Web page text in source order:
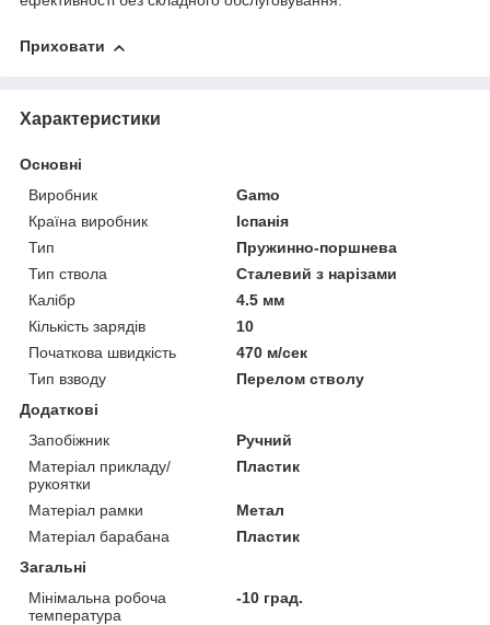
Приховати
Характеристики
Основні
Виробник
Gamo
Країна виробник
Іспанія
Тип
Пружинно-поршнева
Тип ствола
Сталевий з нарізами
Калібр
4.5 мм
Кількість зарядів
10
Початкова швидкість
470 м/сек
Тип взводу
Перелом стволу
Додаткові
Запобіжник
Ручний
Матеріал прикладу/
рукоятки
Пластик
Матеріал рамки
Метал
Матеріал барабана
Пластик
Загальні
Мінімальна робоча
температура
-10 град.